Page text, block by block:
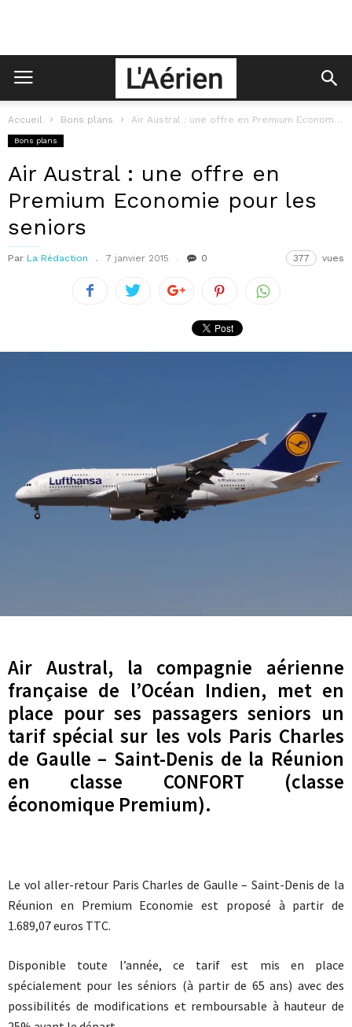
Accueil Bons plans Air Austral : une offre en Premium Economie pour les seniors
Bons plans
Air Austral : une offre en
Premium Economie pour les
seniors
Par La Rédaction 7 janvier 2015 0 377 vues
Air Austral, la compagnie aérienne
française de l’Océan Indien, met en
place pour ses passagers seniors un
tarif spécial sur les vols Paris Charles
de Gaulle – Saint-Denis de la Réunion
en classe CONFORT (classe
économique Premium).
Le vol aller-retour Paris Charles de Gaulle – Saint-Denis de la
Réunion en Premium Economie est proposé à partir de
1.689,07 euros TTC.
Disponible toute l’année, ce tarif est mis en place
spécialement pour les séniors (à partir de 65 ans) avec des
possibilités de modifications et remboursable à hauteur de